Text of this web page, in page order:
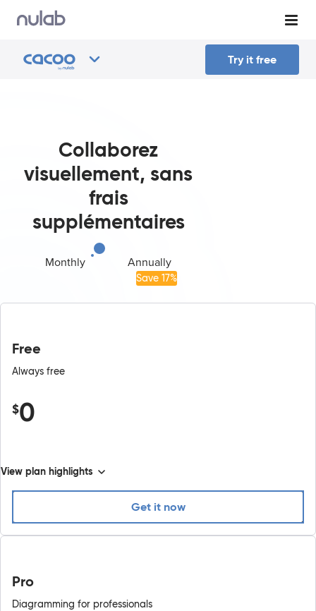
Try it free
Collaborez
visuellement, sans
frais
supplémentaires
Monthly Annually
Save 17%
Free
Always free
$0
View plan highlights
Get it now
Pro
Diagramming for professionals